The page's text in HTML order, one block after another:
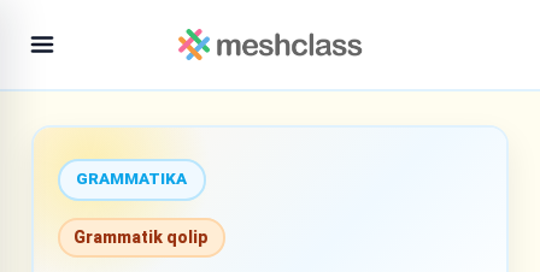
GRAMMATIKA
Grammatik qolip